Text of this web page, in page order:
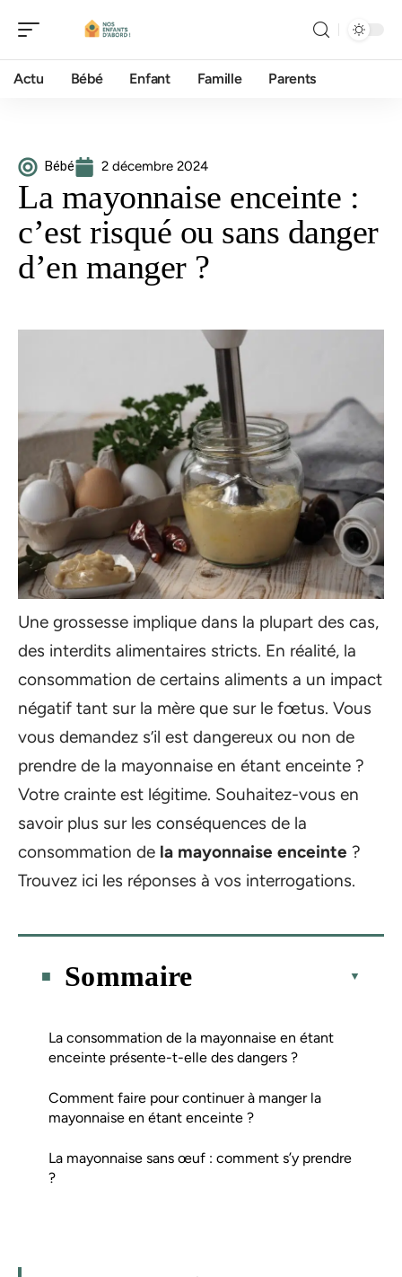
Actu Bébé Enfant Famille Parents
Bébé 2 décembre 2024
La mayonnaise enceinte :
c’est risqué ou sans danger
d’en manger ?
Une grossesse implique dans la plupart des cas,
des interdits alimentaires stricts. En réalité, la
consommation de certains aliments a un impact
négatif tant sur la mère que sur le fœtus. Vous
vous demandez s’il est dangereux ou non de
prendre de la mayonnaise en étant enceinte ?
Votre crainte est légitime. Souhaitez-vous en
savoir plus sur les conséquences de la
consommation de la mayonnaise enceinte ?
Trouvez ici les réponses à vos interrogations.
Sommaire
La consommation de la mayonnaise en étant
enceinte présente-t-elle des dangers ?
Comment faire pour continuer à manger la
mayonnaise en étant enceinte ?
La mayonnaise sans œuf : comment s’y prendre
?